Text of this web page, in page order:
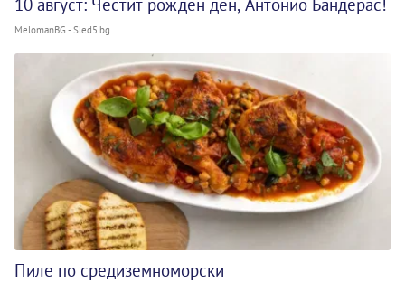
10 август: Честит рожден ден, Антонио Бандерас!
MelomanBG - Sled5.bg
Пиле по средиземноморски